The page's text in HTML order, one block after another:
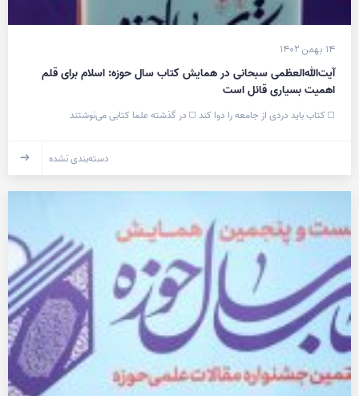
۱۴ بهمن ۱۴۰۲
آیت‌الله‌العظمی سبحانی در همایش کتاب سال حوزه: اسلام برای قلم
اهمیت بسیاری قائل است
◻️ کتاب باید دردی از جامعه را دوا کند ◻️ در گذشته علما کتابی می‌نوشتند
دسته‌بندی نشده